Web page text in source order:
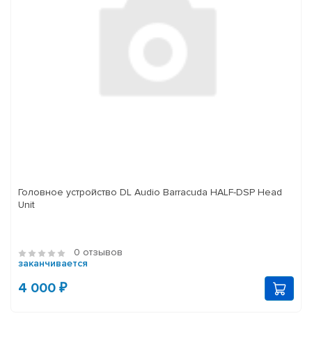
Головное устройство DL Audio Barracuda HALF-DSP Head
Unit
0 отзывов
заканчивается
4 000 ₽